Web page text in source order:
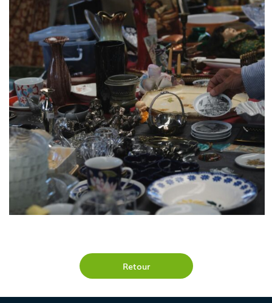
Retour